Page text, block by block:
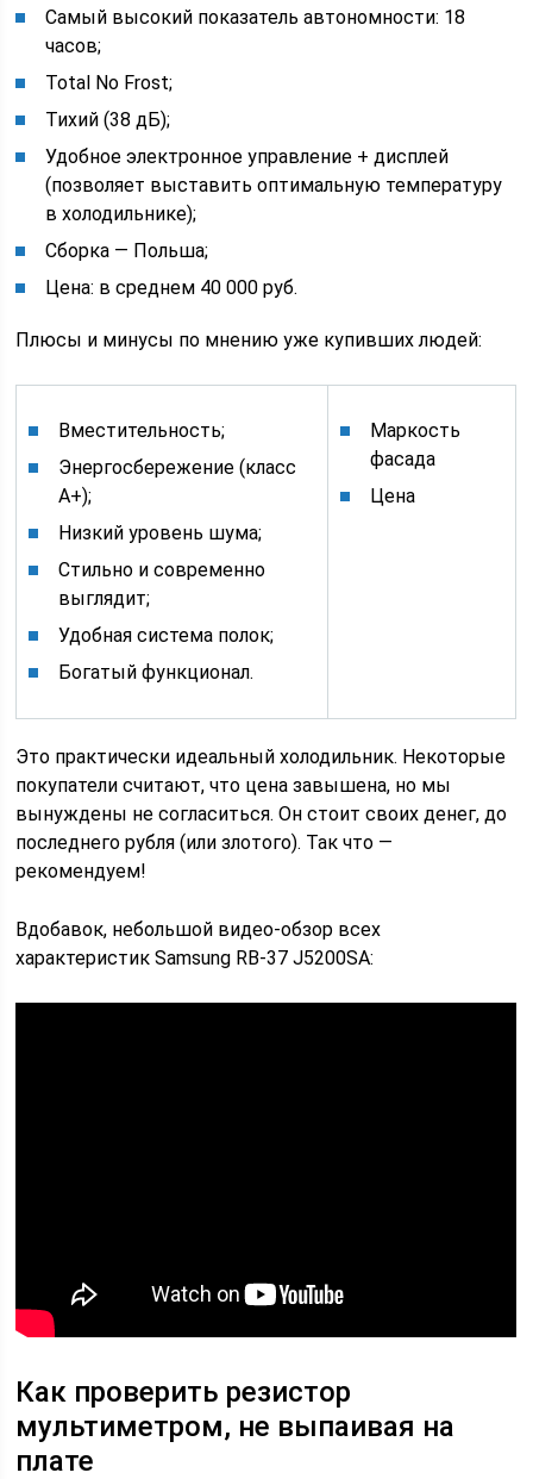
Самый высокий показатель автономности: 18
часов;
Total No Frost;
Тихий (38 дБ);
Удобное электронное управление + дисплей
(позволяет выставить оптимальную температуру
в холодильнике);
Сборка ― Польша;
Цена: в среднем 40 000 руб.
Плюсы и минусы по мнению уже купивших людей:
Вместительность;
Энергосбережение (класс
А+);
Низкий уровень шума;
Стильно и современно
выглядит;
Удобная система полок;
Богатый функционал.
Маркость
фасада
Цена
Это практически идеальный холодильник. Некоторые
покупатели считают, что цена завышена, но мы
вынуждены не согласиться. Он стоит своих денег, до
последнего рубля (или злотого). Так что ―
рекомендуем!
Вдобавок, небольшой видео-обзор всех
характеристик Samsung RB-37 J5200SA:
Как проверить резистор
мультиметром, не выпаивая на
плате